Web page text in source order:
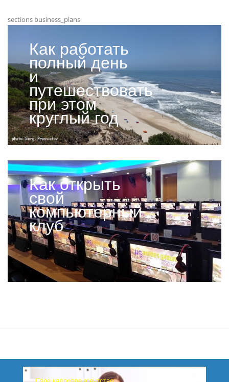
sections business_plans
Как работать
полный день
и
путешествовать
при этом
круглый год
Как открыть
свой
компьютерный
клуб